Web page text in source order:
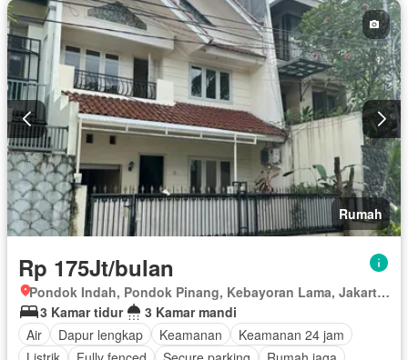
Rumah
Rp 175Jt/bulan
Pondok Indah, Pondok Pinang, Kebayoran Lama, Jakarta Selatan, Daerah Khusus Ibukota Jakarta
3 Kamar tidur
3 Kamar mandi
Air
Dapur lengkap Keamanan
Keamanan 24 jam